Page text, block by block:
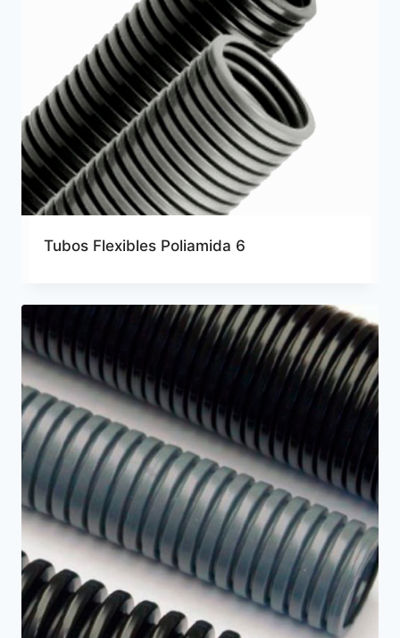
Tubos Flexibles Poliamida 6